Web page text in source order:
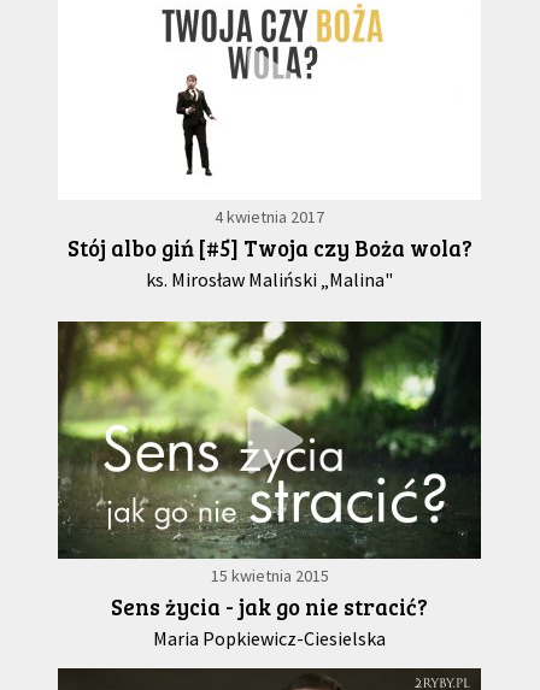
4 kwietnia 2017
Stój albo giń [#5] Twoja czy Boża wola?
ks. Mirosław Maliński „Malina"
15 kwietnia 2015
Sens życia - jak go nie stracić?
Maria Popkiewicz-Ciesielska